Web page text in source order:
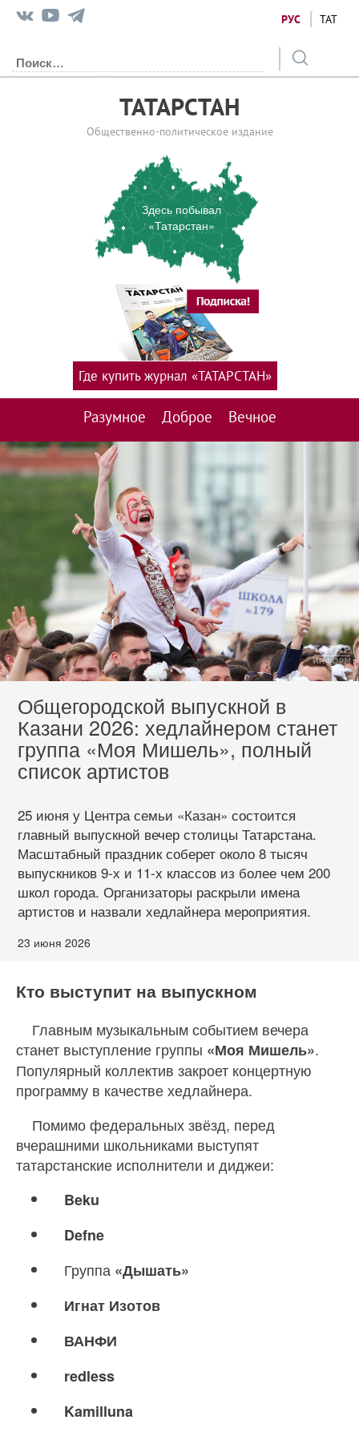
РУС ТАТ
ТАТАРСТАН
Общественно-политическое издание
Здесь побывал
«Татарстан»
Разумное Доброе Вечное
Где купить журнал «ТАТАРСТАН»
Общегородской выпускной в
Казани 2026: хедлайнером станет
группа «Моя Мишель», полный
список артистов
25 июня у Центра семьи «Казан» состоится
главный выпускной вечер столицы Татарстана.
Масштабный праздник соберет около 8 тысяч
выпускников 9-х и 11-х классов из более чем 200
школ города. Организаторы раскрыли имена
артистов и назвали хедлайнера мероприятия.
23 июня 2026
Кто выступит на выпускном
Главным музыкальным событием вечера
станет выступление группы «Моя Мишель».
Популярный коллектив закроет концертную
программу в качестве хедлайнера.
Помимо федеральных звёзд, перед
вчерашними школьниками выступят
татарстанские исполнители и диджеи:
Beku
Defne
Группа «Дышать»
Игнат Изотов
ВАНФИ
redless
Kamilluna